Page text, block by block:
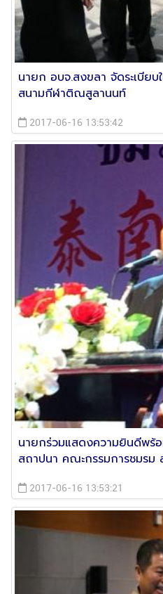
นายก อบจ.สงขลา จัดระเบีย
สนามกีฬาติณสูลานนท์
2017-06-16 13:53:42
นายกร่วมแสดงความยินดีพร้
สถาปนา คณะกรรมการชมรม
2017-06-16 13:53:21